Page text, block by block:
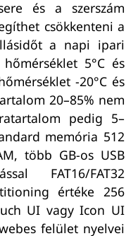
és a szerszám
csökkenteni a
a napi ipari
5°C és
-20°C és
20–85% nem
pedig 5–
memória 512
több GB-os USB
FAT16/FAT32
értéke 256
UI vagy Icon UI
felület nyelvei